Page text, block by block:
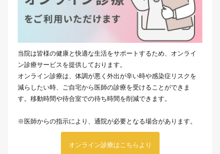
当院は皆様の健康と快適な生活をサポートするため、オンライ
ン診療サービスを提供しております。
オンライン診療は、体調が悪く外出が辛い時や感染症リスクを
減らしたい時、ご自宅から医師の診療を受けることができま
す。移動時間や待合室での待ち時間を削減できます。
※医師からの指示により、通院が必要となる場合があります。
オンライン診療はこちらより